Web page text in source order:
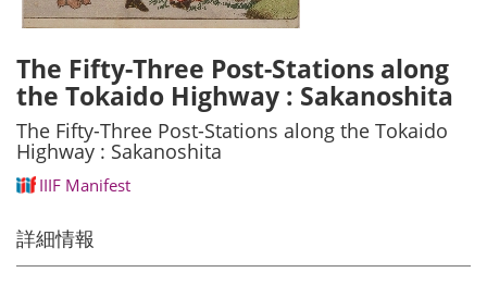
The Fifty-Three Post-Stations along
the Tokaido Highway : Sakanoshita
The Fifty-Three Post-Stations along the Tokaido
Highway : Sakanoshita
IIIF Manifest
詳細情報